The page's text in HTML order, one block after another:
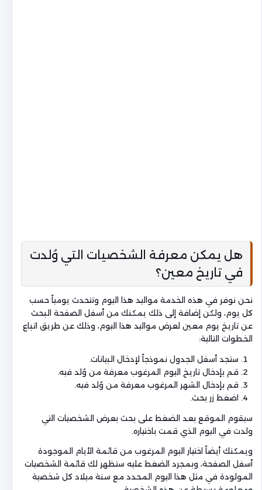
هل يمكن معرفة الشخصيات التي وُلدت
في تاريخ معين؟
نحن نوفر في هذه الخدمة مواليد هذا اليوم وتتحدث يومياً حسب
كل يوم، ولكن إضافة إلى ذلك يمكنك من أسفل الصفحة البحث
عن تاريخ يوم معين لعرض مواليد هذا اليوم، وذلك عن طريق اتباع
الخطوات التالية:
ستجد أسفل الجدول نموذجاً لإدخال البيانات.
قم بإدخال تاريخ اليوم المرغوب معرفة من وُلد فيه.
قم بإدخال الشهر المرغوب معرفة من وُلد فيه.
اضغط زر بحث.
سيقوم الموقع بعد الضغط على بحث بعرض الشخصيات التي
ولدت في اليوم الذي قمت باختياره.
ويمكنك أيضاً اختيار اليوم المرغوب من قائمة الأيام الموجودة
أسفل الصفحة، وبمجرد الضغط عليه ستظهر لك قائمة الشخصيات
المولودة في مثل هذا اليوم المحدد مع سنة ميلاد كل شخصية